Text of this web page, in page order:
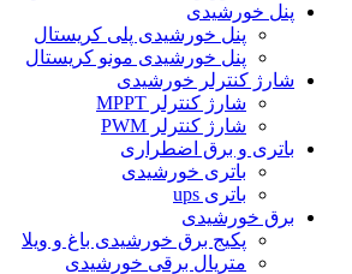
پنل خورشیدی
پنل خورشیدی پلی کریستال
پنل خورشیدی مونو کریستال
شارژ کنترلر خورشیدی
شارژ کنترلر MPPT
شارژ کنترلر PWM
باتری و برق اضطراری
باتری خورشیدی
باتری ups
برق خورشیدی
پکیج برق خورشیدی باغ و ویلا
متریال برقی خورشیدی